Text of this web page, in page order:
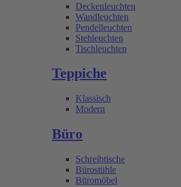
Deckenleuchten
Wandleuchten
Pendelleuchten
Stehleuchten
Tischleuchten
Teppiche
Klassisch
Modern
Büro
Schreibtische
Bürostühle
Büromöbel